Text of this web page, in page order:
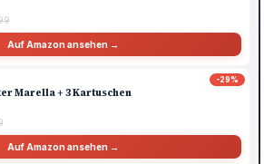
Auf Amazon ansehen →
-29%
Marella + 3 Kartuschen
Auf Amazon ansehen →